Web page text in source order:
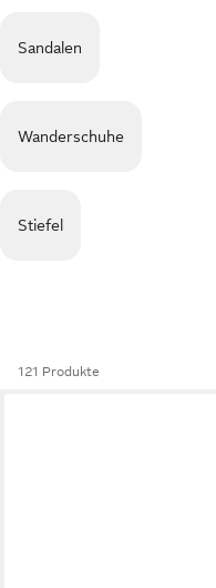
Sandalen
Wanderschuhe
Stiefel
121 Produkte